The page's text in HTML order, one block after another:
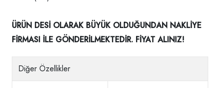
ÜRÜN DESİ OLARAK BÜYÜK OLDUĞUNDAN NAKLİYE
FİRMASI İLE GÖNDERİLMEKTEDİR. FİYAT ALINIZ!
Diğer Özellikler